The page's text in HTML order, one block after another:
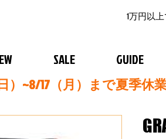
1万円以
SALE GUIDE
）~8/17（月）まで夏季休